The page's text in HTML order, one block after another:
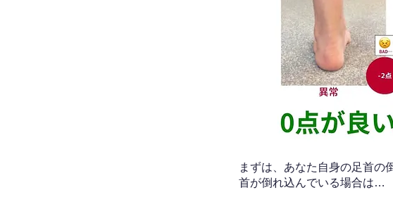
まずは、あなた自身の足首の
首が倒れ込んでいる場合は…